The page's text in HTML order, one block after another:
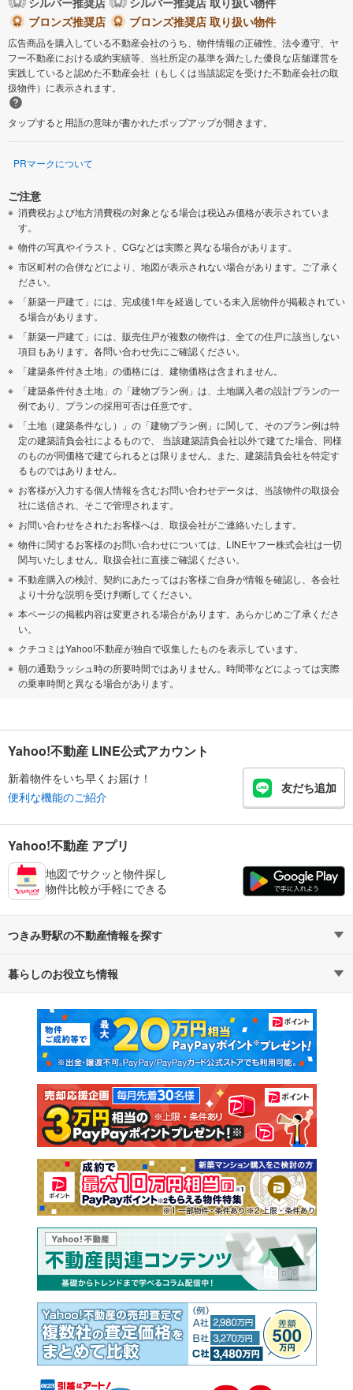
ブロンズ推奨店
ブロンズ推奨店 取り扱い物件
広告商品を購入している不動産会社のうち、物件情報の正確性、法令遵守、ヤ
フー不動産における成約実績等、当社所定の基準を満たした優良な店舗運営を
実践していると認めた不動産会社（もしくは当該認定を受けた不動産会社の取
扱物件）に表示されます。
タップすると用語の意味が書かれたポップアップが開きます。
PRマークについて
ご注意
消費税および地方消費税の対象となる場合は税込み価格が表示されていま
す。
物件の写真やイラスト、CGなどは実際と異なる場合があります。
市区町村の合併などにより、地図が表示されない場合があります。ご了承く
ださい。
「新築一戸建て」には、完成後1年を経過している未入居物件が掲載されてい
る場合があります。
「新築一戸建て」には、販売住戸が複数の物件は、全ての住戸に該当しない
項目もあります。各問い合わせ先にご確認ください。
「建築条件付き土地」の価格には、建物価格は含まれません。
「建築条件付き土地」の「建物プラン例」は、土地購入者の設計プランの一
例であり、プランの採用可否は任意です。
「土地（建築条件なし）」の「建物プラン例」に関して、そのプラン例は特
定の建築請負会社によるもので、 当該建築請負会社以外で建てた場合、同様
のものが同価格で建てられるとは限りません。また、建築請負会社を特定す
るものではありません。
お客様が入力する個人情報を含むお問い合わせデータは、当該物件の取扱会
社に送信され、そこで管理されます。
お問い合わせをされたお客様へは、取扱会社がご連絡いたします。
物件に関するお客様のお問い合わせについては、LINEヤフー株式会社は一切
関与いたしません。取扱会社に直接ご確認ください。
不動産購入の検討、契約にあたってはお客様ご自身が情報を確認し、各会社
より十分な説明を受け判断してください。
本ページの掲載内容は変更される場合があります。あらかじめご了承くださ
い。
クチコミはYahoo!不動産が独自で収集したものを表示しています。
朝の通勤ラッシュ時の所要時間ではありません。時間帯などによっては実際
の乗車時間と異なる場合があります。
Yahoo!不動産 LINE公式アカウント
新着物件をいち早くお届け！
便利な機能のご紹介
友だち追加
Yahoo!不動産 アプリ
地図でサクッと物件探し
物件比較が手軽にできる
つきみ野駅の不動産情報を探す
不動産・住宅
新築マンション 中古マンション
新築一戸建て 中古一戸建て
注文住宅 土地
売却査定
暮らしのお役立ち情報
マンションカタログ 教えて！住まいの先生